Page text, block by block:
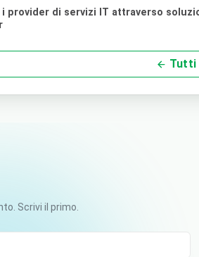
i provider di servizi IT attraverso
Tutti
Scrivi il primo.